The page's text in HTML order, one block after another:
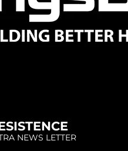
NEWS LETTER